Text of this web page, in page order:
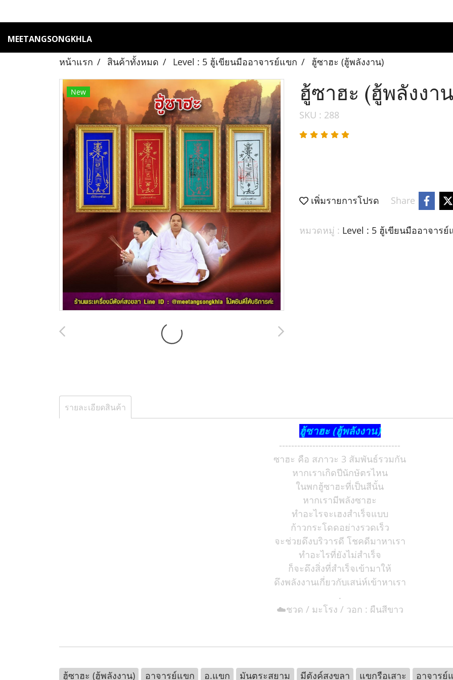
MEETANGSONGKHLA
หน้าแรก สินค้าทั้งหมด Level : 5 ฮู้เขียนมืออาจารย์แขก ฮู้ซาฮะ (ฮู้พลังงาน)
New ฮู้ซาฮะ (ฮู้พลังงา
SKU : 288
เพิ่มรายการโปรด Share
หมวดหมู่ : Level : 5 ฮู้เขียนมืออาจาร
รายละเอียดสินค้า
ฮู้ซาฮะ (ฮู้พลังงาน)
----------------------------------------
ซาฮะ คือ สภาวะ 3 สัมพันธ์รวมกัน
หากเราเกิดปีนักษัตรไหน
ในพกฮู้ซาฮะที่เป็นสีนั้น
หากเรามีพลังซาฮะ
ทำอะไรจะเฮงสำเร็จแบบ
ก้าวกระโดดอย่างรวดเร็ว
จะช่วยดึงบริวารดี โชคดีมาหาเรา
ทำอะไรที่ยังไม่สำเร็จ
ก็จะดึงสิ่งที่สำเร็จเข้ามาให้
ดึงพลังงานเกี่ยวกับเสน่ห์เข้าหาเรา
.
☁️ชวด / มะโรง / วอก : ผืนสีขาว
ฮู้ซาฮะ (ฮู้พลังงาน) อาจารย์แขก อ.แขก มันตระสยาม มีตังค์สงขลา แขกรือเสาะ อาจารย์